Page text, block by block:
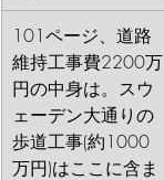
101ページ、道路
維持工事費2200万
円の中身は。スウ
ェーデン大通りの
歩道工事(約1000
万円)はここに含ま